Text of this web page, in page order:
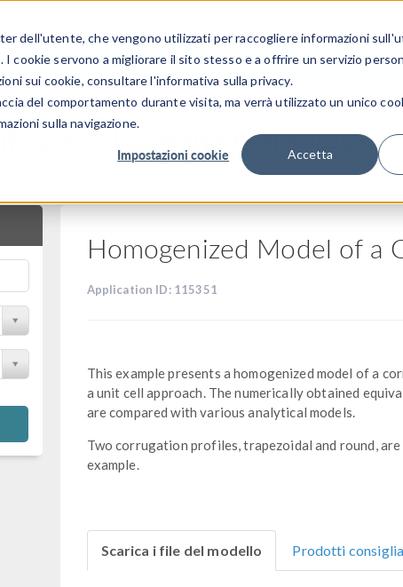
dell'utente, che vengono utilizzati per raccogliere informazioni
servono a migliorare il sito stesso e a offrire un servizio
sui cookie, consultare l'informativa sulla privacy.
del comportamento durante visita, ma verrà utilizzato un unico
sulla navigazione.
Impostazioni cookie Accetta
SETTORI INDUSTRIALI GALLERIA
e validazione COMSOL
Homogenized Model of a
Application ID: 115351
This example presents a homogenized model of a
a unit cell approach. The numerically obtained
are compared with various analytical models.
Two corrugation profiles, trapezoidal and round,
example.
Scarica i file del modello Prodotti